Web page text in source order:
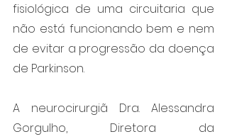
fisiológica de uma circuitaria que
não está funcionando bem e nem
de evitar a progressão da doença
de Parkinson.
A neurocirurgiã Dra. Alessandra
Gorgulho, Diretora da